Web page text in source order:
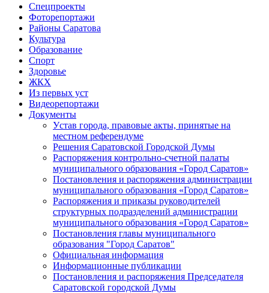
Спецпроекты
Фоторепортажи
Районы Саратова
Культура
Образование
Спорт
Здоровье
ЖКХ
Из пеpвых уст
Видеорепортажи
Документы
Уcтав города, правовые акты, принятые на
местном референдуме
Решения Саратовской Городской Думы
Распоряжения контрольно-счетной палаты
муниципального образования «Город Саратов»
Постановления и распоряжения администрации
муниципального образования «Город Саратов»
Распоряжения и приказы руководителей
структурных подразделений администрации
муниципального образования «Город Саратов»
Постановления главы муниципального
образования "Город Саратов"
Официальная информация
Информационные публикации
Постановления и распоряжения Председателя
Саратовской городской Думы